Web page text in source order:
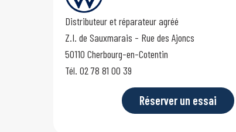
Distributeur et réparateur agréé
Z.I. de Sauxmarais - Rue des Ajoncs
50110 Cherbourg-en-Cotentin
Tél. 02 78 81 00 39
Réserver un essai